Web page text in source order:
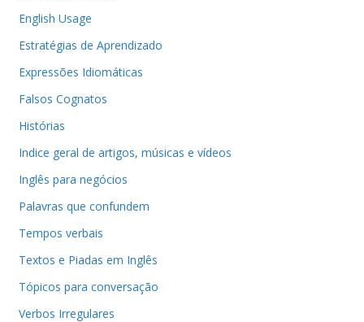
English Usage
Estratégias de Aprendizado
Expressões Idiomáticas
Falsos Cognatos
Histórias
Indice geral de artigos, músicas e vídeos
Inglês para negócios
Palavras que confundem
Tempos verbais
Textos e Piadas em Inglês
Tópicos para conversação
Verbos Irregulares